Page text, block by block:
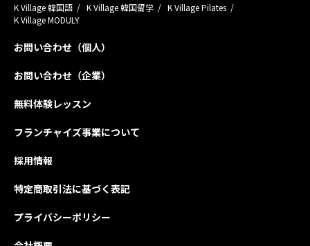
K Village 韓国語 K Village 韓国留学
K Village Pilates
K Village MODULY
お問い合わせ（個人）
お問い合わせ（企業）
無料体験レッスン
フランチャイズ事業について
採用情報
特定商取引法に基づく表記
プライバシーポリシー